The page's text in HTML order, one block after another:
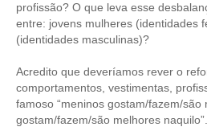
profissão? O que leva esse
entre: jovens mulheres (identidades
(identidades masculinas)?
Acredito que deveríamos rever o
comportamentos, vestimentas,
famoso “meninos gostam/fazem/
gostam/fazem/são melhores naquilo”.